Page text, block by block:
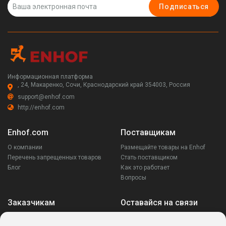
Подписаться
Информационная платформа
, 24, Макаренко, Сочи, Краснодарский край 354003, Россия
support@enhof.com
http://enhof.com
Enhof.com
О компании
Перечень запрещенных товаров
Блог
Поставщикам
Размещайте товары на Enhof
Стать поставщиком
Как это работает
Вопросы
Заказчикам Оставайся на связи